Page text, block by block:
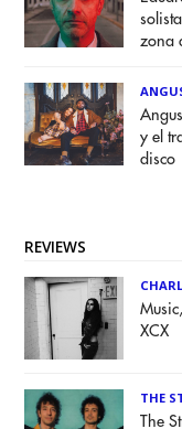
zona
y el
disco
REVIEWS
XCX
THE
The